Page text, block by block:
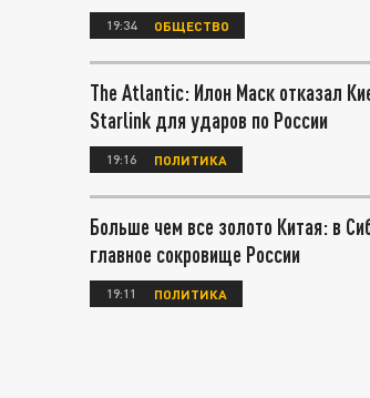
19:34 ОБЩЕСТВО
The Atlantic: Илон Маск отказал
Starlink для ударов по России
19:16 ПОЛИТИКА
Больше чем все золото Китая: в
главное сокровище России
19:11 ПОЛИТИКА